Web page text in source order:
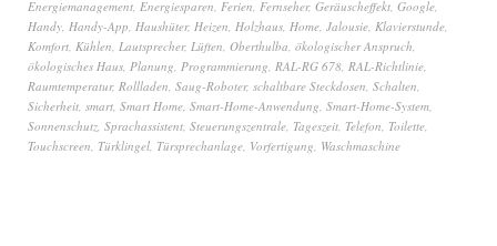
Energiemanagement, Energiesparen, Ferien, Fernseher, Geräuscheffekt, Google,
Handy, Handy-App, Haushüter, Heizen, Holzhaus, Home, Jalousie, Klavierstunde,
Komfort, Kühlen, Lautsprecher, Lüften, Oberthulba, ökologischer Anspruch,
ökologisches Haus, Planung, Programmierung, RAL-RG 678, RAL-Richtlinie,
Raumtemperatur, Rollladen, Saug-Roboter, schaltbare Steckdosen, Schalten,
Sicherheit, smart, Smart Home, Smart-Home-Anwendung, Smart-Home-System,
Sonnenschutz, Sprachassistent, Steuerungszentrale, Tageszeit, Telefon, Toilette,
Touchscreen, Türklingel, Türsprechanlage, Vorfertigung, Waschmaschine